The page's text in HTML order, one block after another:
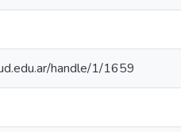
handle/1/1659